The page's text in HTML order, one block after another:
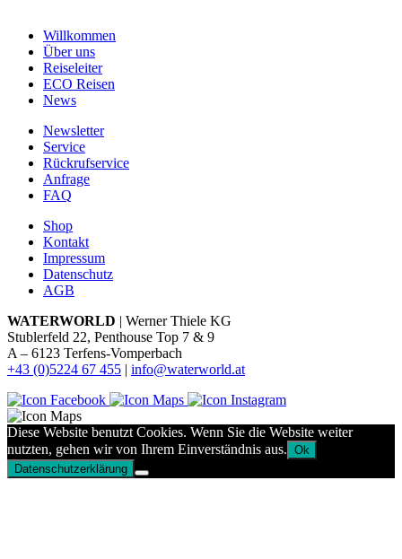
Willkommen
Über uns
Reiseleiter
ECO Reisen
News
Newsletter
Service
Rückrufservice
Anfrage
FAQ
Shop
Kontakt
Impressum
Datenschutz
AGB
WATERWORLD | Werner Thiele KG
Stublerfeld 22, Penthouse Top 7 & 9
A – 6123 Terfens-Vomperbach
+43 (0)5224 67 455 | info@waterworld.at
Diese Website benutzt Cookies. Wenn Sie die Website weiter
nutzten, gehen wir von Ihrem Einverständnis aus. Ok
Datenschutzerklärung